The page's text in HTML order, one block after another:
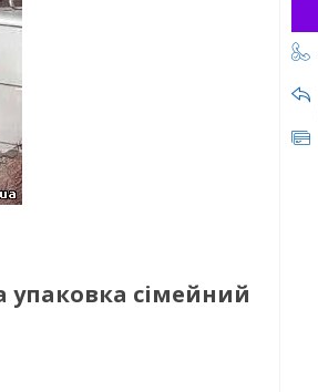
упаковка сімейний